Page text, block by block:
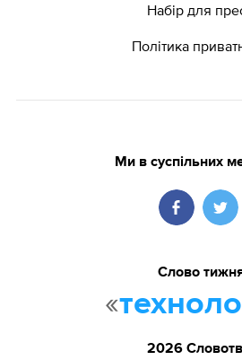
Набір для
Політика
Ми в суспільних
Слово
«
2026